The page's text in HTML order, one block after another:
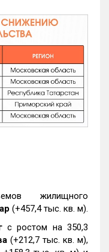
жилищного
(+457,4 тыс. кв. м).
с ростом на 350,3
(+212,7 тыс. кв. м),